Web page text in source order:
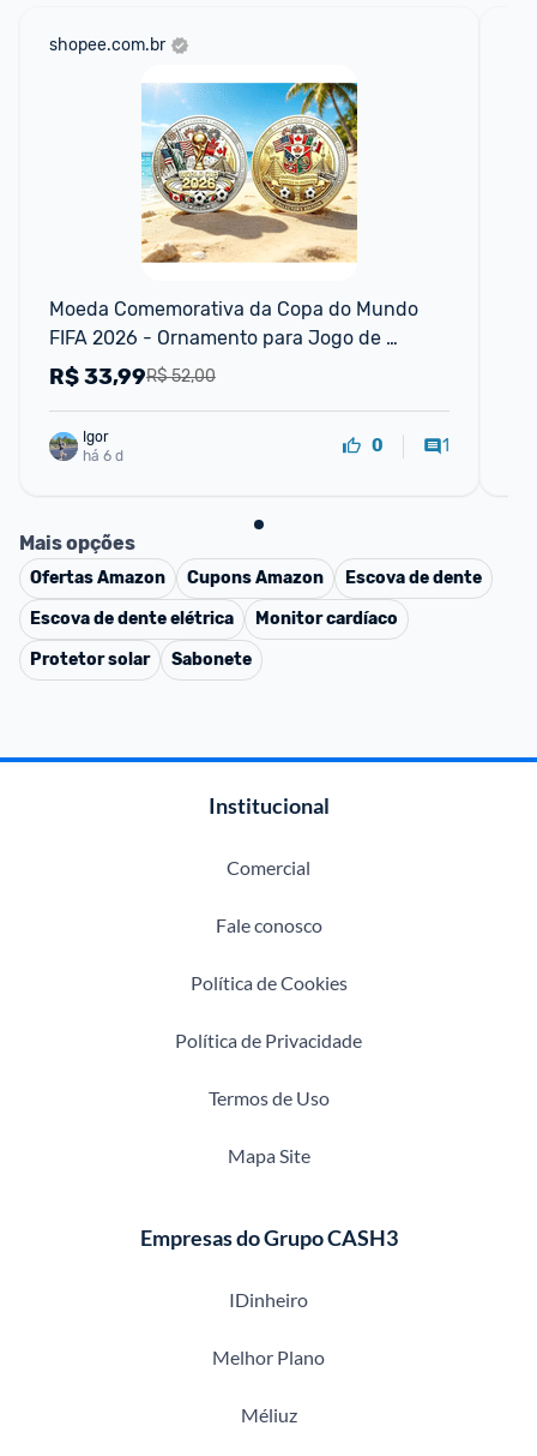
shopee.com.br
Moeda Comemorativa da Copa do Mundo
FIFA 2026 - Ornamento para Jogo de
Tabuleiro
R$ 52,00
R$33,99
Igor
há 6 d
0 1
Mais opções
OfertasAmazon CuponsAmazon
Escova de dente
Escova de dente elétrica
Monitor cardíaco
Protetor solar
Sabonete
Institucional
Comercial
Fale conosco
Política de Cookies
Política de Privacidade
Termos de Uso
Mapa Site
Empresas do Grupo CASH3
IDinheiro
Melhor Plano
Méliuz